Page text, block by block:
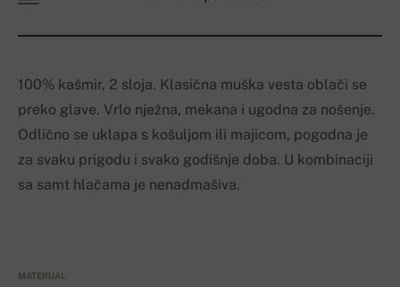
100% kašmir, 2 sloja. Klasična muška vesta oblači se
preko glave. Vrlo nježna, mekana i ugodna za nošenje.
Odlično se uklapa s košuljom ili majicom, pogodna je
za svaku prigodu i svako godišnje doba. U kombinaciji
sa samt hlačama je nenadmašiva.
MATERIJAL